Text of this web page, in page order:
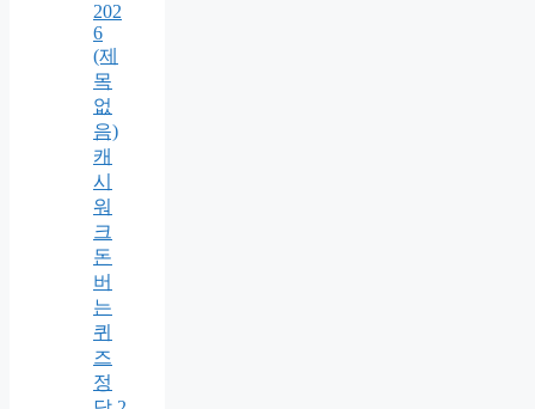
202
6
(제
목
없
음)
캐
시
워
크
돈
버
는
퀴
즈
정